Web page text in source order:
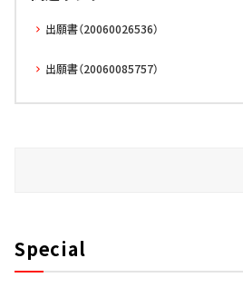
出願書（20060026536）
出願書（20060085757）
Special